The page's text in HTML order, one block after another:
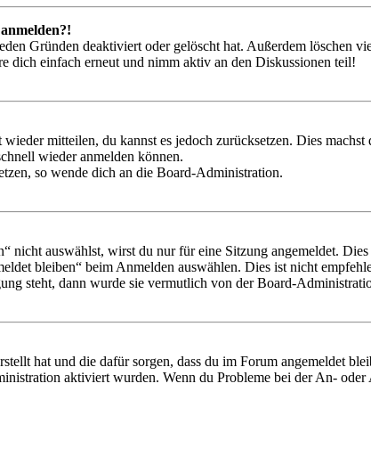
Gründen deaktiviert oder gelöscht hat. Außerdem löschen
dich einfach erneut und nimm aktiv an den Diskussionen teil!
mitteilen, du kannst es jedoch zurücksetzen. Dies
wieder anmelden können.
so wende dich an die Board-Administration.
nicht auswählst, wirst du nur für eine Sitzung angemeldet.
bleiben“ beim Anmelden auswählen. Dies ist nicht
steht, dann wurde sie vermutlich von der Board-
hat und die dafür sorgen, dass du im Forum angemeldet
aktiviert wurden. Wenn du Probleme bei der An-